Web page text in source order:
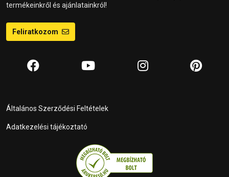
termékeinkről és ajánlatainkról!
Feliratkozom
Általános Szerződési Feltételek
Adatkezelési tájékoztató